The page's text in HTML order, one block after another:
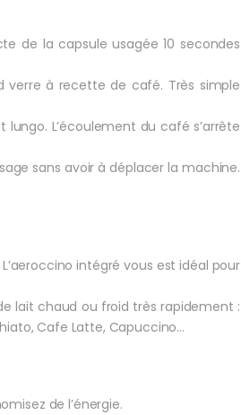
de la capsule usagée 10 secondes
verre à recette de café. Très simple
L’écoulement du café s’arrête
sans avoir à déplacer la machine.
intégré vous est idéal pour
lait chaud ou froid très rapidement :
Cafe Latte, Capuccino…
de l’énergie.